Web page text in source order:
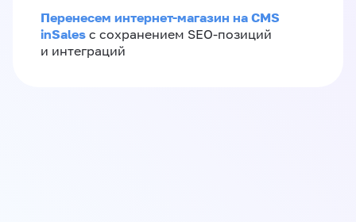
Перенесем интернет-магазин на CMS
inSales с сохранением SEO-позиций
и интеграций